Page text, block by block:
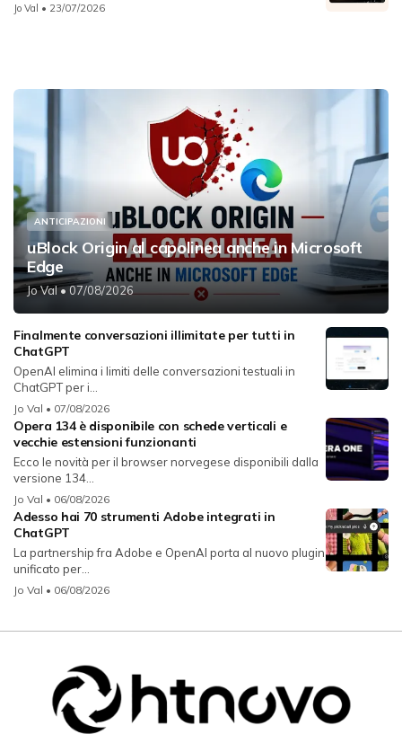
Jo Val • 23/07/2026
ANTICIPAZIONI
uBlock Origin al capolinea anche in Microsoft
Edge
Jo Val• 07/08/2026
Finalmente conversazioni illimitate per tutti in
ChatGPT
OpenAI elimina i limiti delle conversazioni testuali in
ChatGPT per i...
Jo Val • 07/08/2026
Opera 134 è disponibile con schede verticali e
vecchie estensioni funzionanti
Ecco le novità per il browser norvegese disponibili dalla
versione 134...
Jo Val • 06/08/2026
Adesso hai 70 strumenti Adobe integrati in
ChatGPT
La partnership fra Adobe e OpenAI porta al nuovo plugin
unificato per...
Jo Val • 06/08/2026